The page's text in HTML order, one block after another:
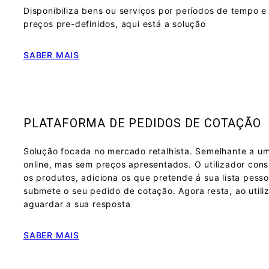
Disponibiliza bens ou serviços por períodos de tempo e
preços pre-definidos, aqui está a solução
SABER MAIS
PLATAFORMA DE PEDIDOS DE COTAÇÃO
Solução focada no mercado retalhista. Semelhante a
online, mas sem preços apresentados. O utilizador
os produtos, adiciona os que pretende á sua lista
submete o seu pedido de cotação. Agora resta, ao
aguardar a sua resposta
SABER MAIS
que os usuários, mesmo sem conhecimento técnico
que os clientes acessem e solicitem orçamentos
informações inseridas, garantindo precisão nos valores